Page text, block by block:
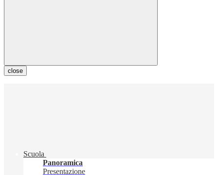
close
Scuola
Panoramica
Presentazione